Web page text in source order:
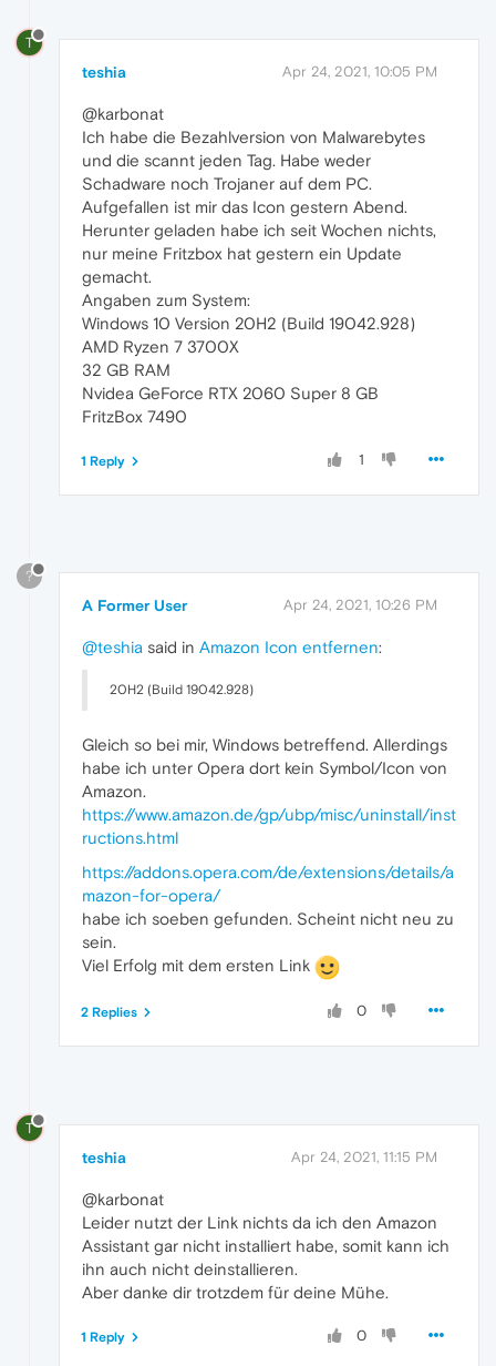
T
teshia Apr 24, 2021, 10:05 PM
@karbonat
Ich habe die Bezahlversion von Malwarebytes
und die scannt jeden Tag. Habe weder
Schadware noch Trojaner auf dem PC.
Aufgefallen ist mir das Icon gestern Abend.
Herunter geladen habe ich seit Wochen nichts,
nur meine Fritzbox hat gestern ein Update
gemacht.
Angaben zum System:
Windows 10 Version 20H2 (Build 19042.928)
AMD Ryzen 7 3700X
32 GB RAM
Nvidea GeForce RTX 2060 Super 8 GB
FritzBox 7490
1
1 Reply
?
A Former User Apr 24, 2021, 10:26 PM
@teshia said in Amazon Icon entfernen:
20H2 (Build 19042.928)
Gleich so bei mir, Windows betreffend. Allerdings
habe ich unter Opera dort kein Symbol/Icon von
Amazon.
https://www.amazon.de/gp/ubp/misc/uninstall/inst
ructions.html
https://addons.opera.com/de/extensions/details/a
mazon-for-opera/
habe ich soeben gefunden. Scheint nicht neu zu
sein.
Viel Erfolg mit dem ersten Link
0
2 Replies
T
teshia Apr 24, 2021, 11:15 PM
@karbonat
Leider nutzt der Link nichts da ich den Amazon
Assistant gar nicht installiert habe, somit kann ich
ihn auch nicht deinstallieren.
Aber danke dir trotzdem für deine Mühe.
0
1 Reply